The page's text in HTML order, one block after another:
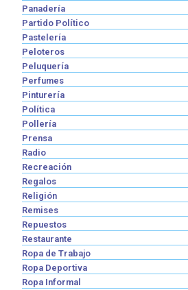
Panadería
Partido Político
Pastelería
Peloteros
Peluquería
Perfumes
Pinturería
Política
Pollería
Prensa
Radio
Recreación
Regalos
Religión
Remises
Repuestos
Restaurante
Ropa de Trabajo
Ropa Deportiva
Ropa Informal